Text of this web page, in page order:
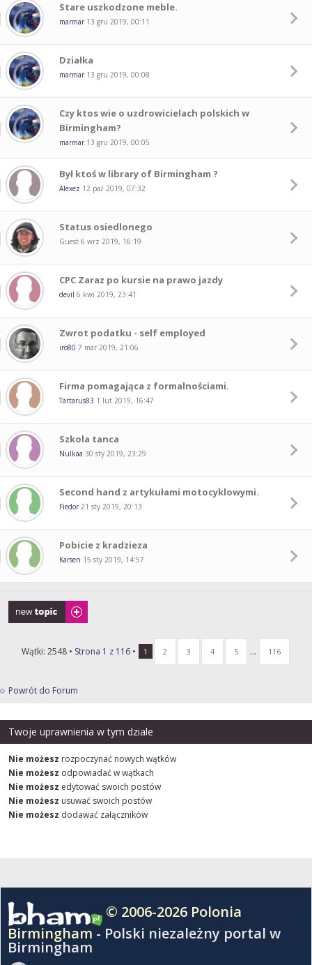
Stare uszkodzone meble.
marmar 13 gru 2019, 00:11
Działka
marmar 13 gru 2019, 00:08
Czy ktos wie o uzdrowicielach polskich w
Birmingham?
marmar 13 gru 2019, 00:05
Był ktoś w library of Birmingham ?
Alexez 12 paź 2019, 07:32
Status osiedlonego
Guest 6 wrz 2019, 16:19
CPC Zaraz po kursie na prawo jazdy
devil 6 kwi 2019, 23:41
Zwrot podatku - self employed
iro80 7 mar 2019, 21:06
Firma pomagająca z formalnościami.
Tartarus83 1 lut 2019, 16:47
Szkola tanca
Nulkaa 30 sty 2019, 23:29
Second hand z artykułami motocyklowymi.
Fiedor 21 sty 2019, 20:13
Pobicie z kradzieza
Karsen 15 sty 2019, 14:57
Napisz wątek
Wątki: 2548 • Strona 1 z 116 • 1 2 3 4 5 ... 116
Powrót do Forum
Twoje uprawnienia w tym dziale
Nie możesz rozpoczynać nowych wątków
Nie możesz odpowiadać w wątkach
Nie możesz edytować swoich postów
Nie możesz usuwać swoich postów
Nie możesz dodawać załączników
© 2006-2026 Polonia
Birmingham - Polski niezależny portal w
Birmingham